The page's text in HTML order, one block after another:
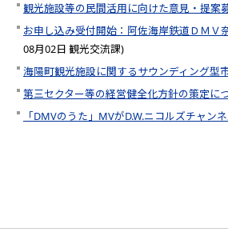
観光施設等の民間活用に向けた意見・提案
お申し込み受付開始：阿佐海岸鉄道ＤＭＶ
08月02日 観光交流課)
海陽町観光施設に関するサウンディング型
第三セクター等の経営健全化方針の策定に
「DMVのうた」MVがD.W.ニコルズチャン